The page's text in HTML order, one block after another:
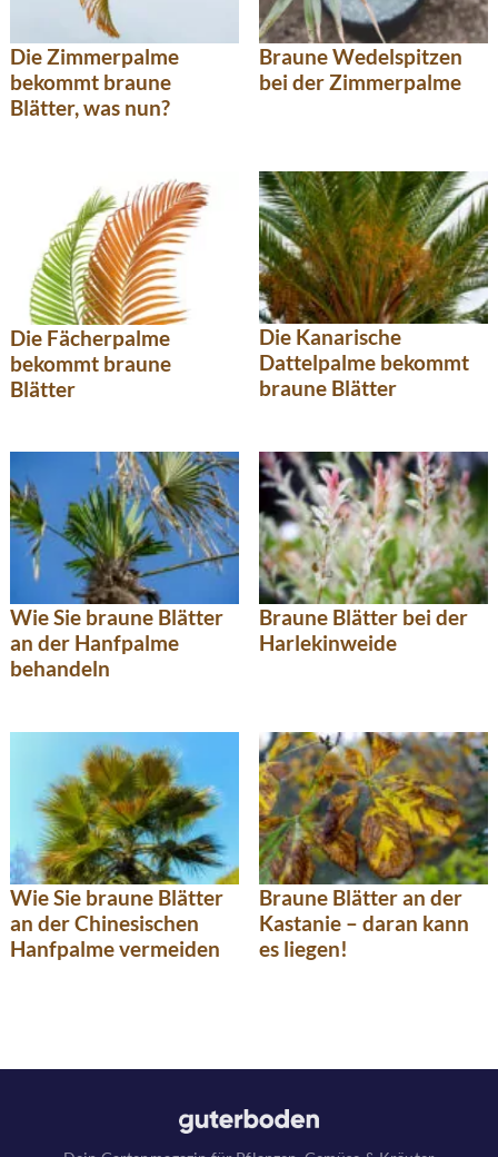
Die Zimmerpalme
bekommt braune
Blätter, was nun?
Braune Wedelspitzen
bei der Zimmerpalme
Die Fächerpalme
bekommt braune
Blätter
Die Kanarische
Dattelpalme bekommt
braune Blätter
Wie Sie braune Blätter
an der Hanfpalme
behandeln
Braune Blätter bei der
Harlekinweide
Wie Sie braune Blätter
an der Chinesischen
Hanfpalme vermeiden
Braune Blätter an der
Kastanie – daran kann
es liegen!